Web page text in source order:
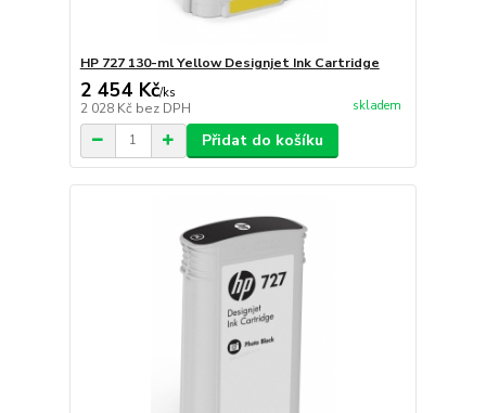
HP 727 130-ml Yellow Designjet Ink Cartridge
2 454 Kč/ks
2 028 Kč bez DPH skladem
Přidat do košíku